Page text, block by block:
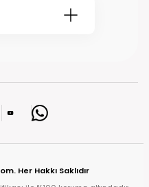
Her Hakkı Saklıdır